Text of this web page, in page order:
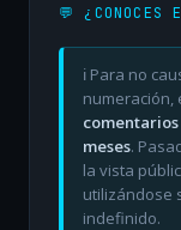
💬 ¿CONOCES
ℹ️ Para no
numeración,
meses.
la vista
utilizándose
indefinido.